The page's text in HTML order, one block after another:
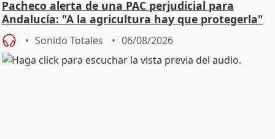
Pacheco alerta de una PAC perjudicial para
Andalucía: "A la agricultura hay que protegerla"
Sonido Totales 06/08/2026